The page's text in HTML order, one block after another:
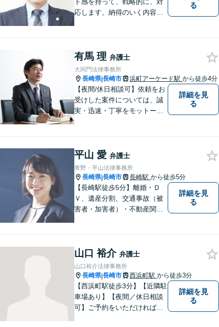
応します。納得のいく内容と
る
有馬 理 弁護士
大同門法律事務所
長崎県|長崎市 浜町アーケード駅 から徒歩4分
【夜間/休日相談可】依頼をお
受けした案件については、誠
実・迅速・丁寧をモットーに
談にお越しください。
詳細を見
る
平山 愛 弁護士
青野・平山法律事務所
長崎県|長崎市 長崎駅 から徒歩5分
【長崎駅徒歩5分】離婚・Ｄ
Ｖ、遺産分割、交通事故（被
害者・加害者）・不動産関連
詳細を見
る
山口 裕介 弁護士
山口裕介法律事務所
長崎県|長崎市 西浜町駅 から徒歩3分
【西浜町駅徒歩3分】【近隣駐
車場あり】【夜間／休日相談
可】ご予約をいただければ、
詳細を見
る